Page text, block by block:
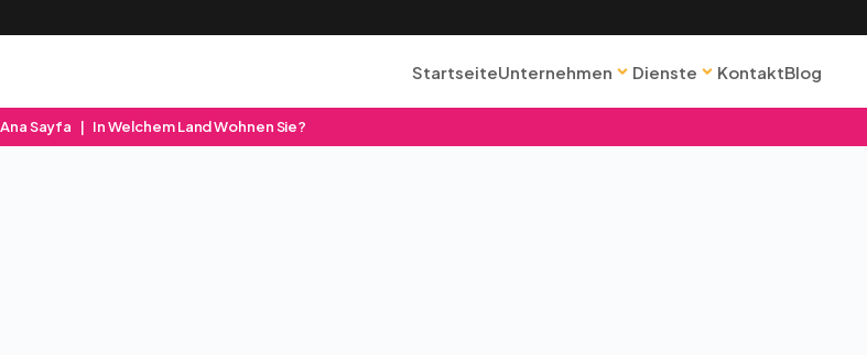
StartseiteUnternehmen Dienste KontaktBlog
Ana Sayfa | In Welchem Land Wohnen Sie?